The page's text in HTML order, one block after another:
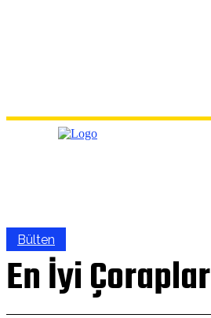
Bülten
En İyi Çoraplar